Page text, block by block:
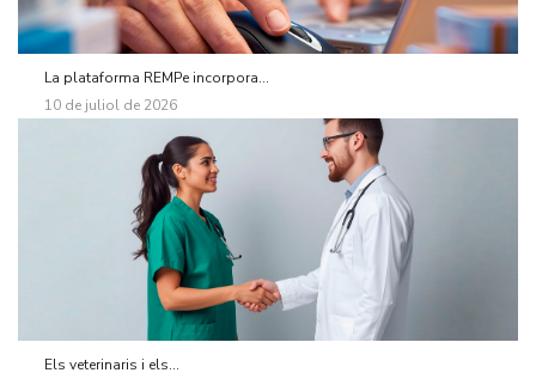
La plataforma REMPe incorpora...
10 de juliol de 2026
Els veterinaris i els...